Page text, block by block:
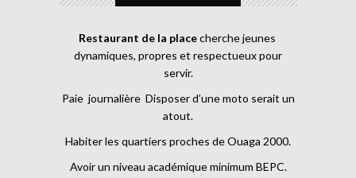
Restaurant de la placecherche jeunes
dynamiques, propres et respectueux pour
servir.
Paie journalière Disposer d’une moto serait un
atout.
Habiter les quartiers proches de Ouaga 2000.
Avoir un niveau académique minimum BEPC.